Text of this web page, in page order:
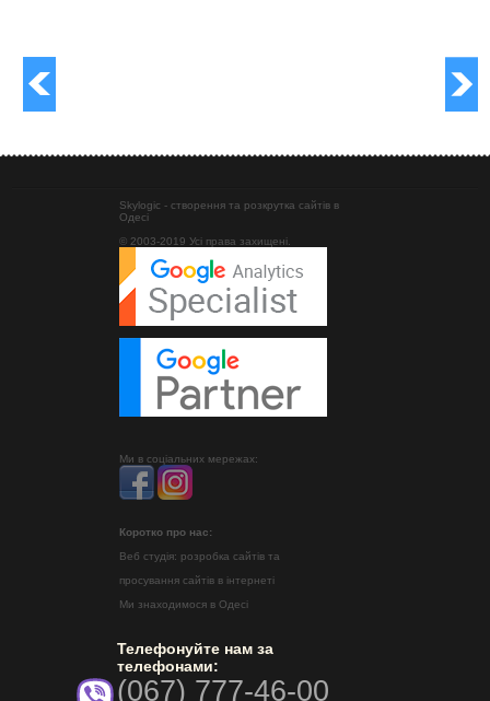
Skylogic - створення та розкрутка сайтів в
Одесі
© 2003-2019 Усі права захищені.
Ми в соціальних мережах:
Коротко про нас:
Веб студія: розробка сайтів та
просування сайтів в інтернеті
Ми знаходимося в Одесі
Телефонуйте нам за
телефонами:
(067) 777-46-00